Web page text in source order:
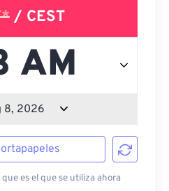
/ CEST
que es el que se utiliza ahora